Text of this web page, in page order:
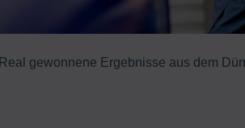
Real gewonnene Ergebnisse aus dem